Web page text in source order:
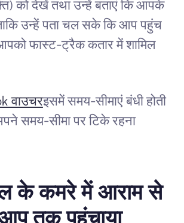
को देखें तथा उन्हें बताएं कि आपके
उन्हें पता चल सके कि आप पहुंच
फास्ट-ट्रैक कतार में शामिल
वाउचरइसमें समय-सीमाएं बंधी होती
समय-सीमा पर टिके रहना
के कमरे में आराम से